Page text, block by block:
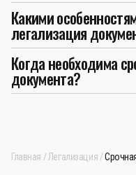
Какими
легализация
Когда необходима
документа?
Главная Легализация